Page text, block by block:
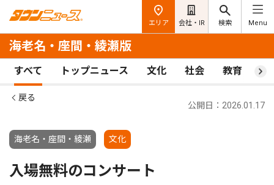
エリア 会社・IR 検索 Menu
海老名・座間・綾瀬版
すべて トップニュース 文化 社会 教育 ス
戻る
海老名・座間・綾瀬 文化
公開日：2026.01.17
入場無料のコンサート